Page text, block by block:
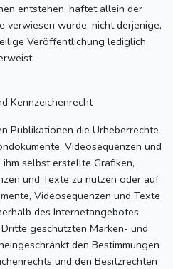
entstehen, haftet allein der
verwiesen wurde, nicht derjenige,
Veröffentlichung lediglich
Kennzeichenrecht
Publikationen die Urheberrechte
Videosequenzen und
selbst erstellte Grafiken,
und Texte zu nutzen oder auf
Videosequenzen und Texte
des Internetangebotes
geschützten Marken- und
den Bestimmungen
und den Besitzrechten